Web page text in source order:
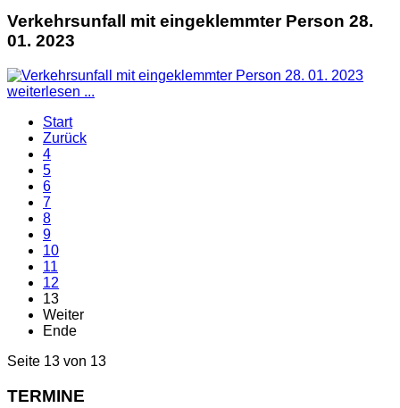
Verkehrsunfall mit eingeklemmter Person 28.
01. 2023
weiterlesen ...
Start
Zurück
4
5
6
7
8
9
10
11
12
13
Weiter
Ende
Seite 13 von 13
TERMINE